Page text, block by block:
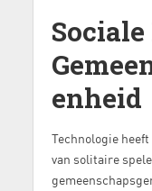
enheid
Technologie
van solitaire